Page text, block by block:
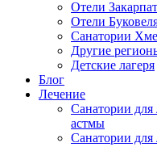
Отели
Отели
Санатории
Другие
Детские лагеря
Блог
Лечение
Санатории для
астмы
Санатории для